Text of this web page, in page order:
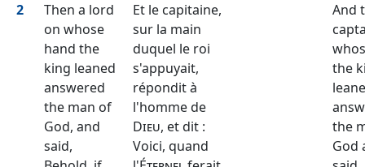
2
Then a lord
on whose
hand the
king leaned
answered
the man of
God, and
said,
Et le capitaine,
sur la main
duquel le roi
s'appuyait,
répondit à
l'homme de
Dieu, et dit :
Voici, quand
And
the
the
God